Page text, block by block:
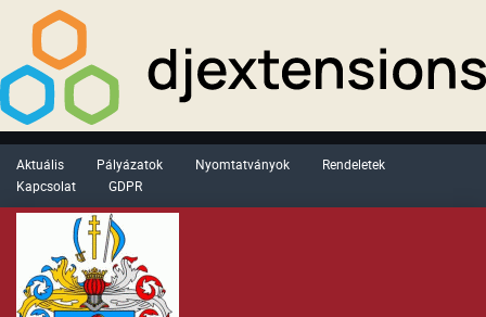
Aktuális Pályázatok Nyomtatványok
Rendeletek
Kapcsolat
GDPR